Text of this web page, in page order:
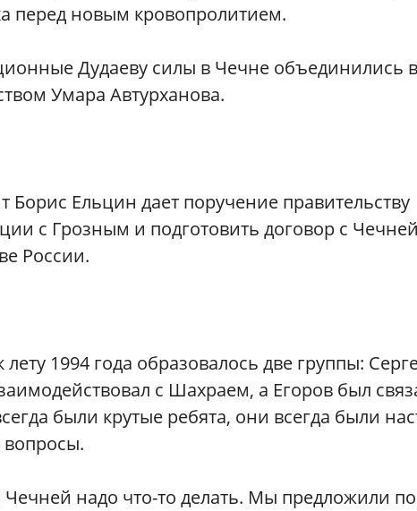
перед новым кровопролитием.
Дудаеву силы в Чечне объединились
Умара Автурханова.
Борис Ельцин дает поручение правительству
с Грозным и подготовить договор с
России.
лету 1994 года образовалось две группы:
с Шахраем, а Егоров был
были крутые ребята, они всегда были
Чечней надо что-то делать. Мы предложили